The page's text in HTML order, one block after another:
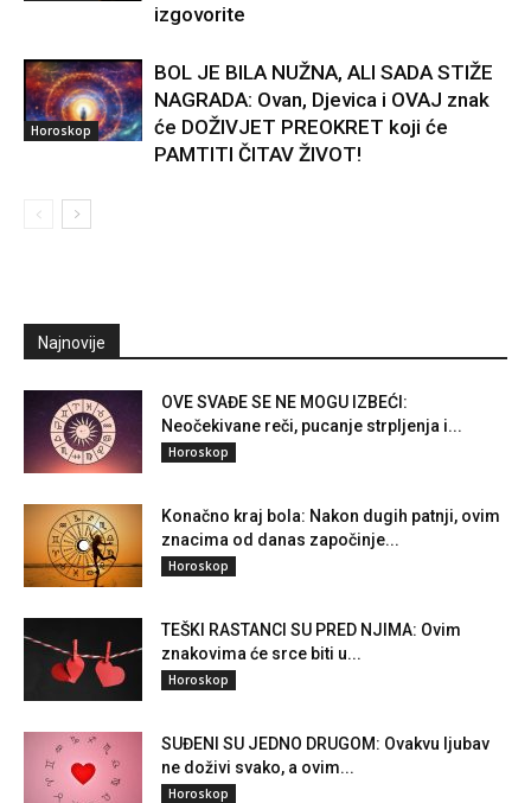
izgovorite
Horoskop
BOL JE BILA NUŽNA, ALI SADA STIŽE
NAGRADA: Ovan, Djevica i OVAJ znak
će DOŽIVJET PREOKRET koji će
PAMTITI ČITAV ŽIVOT!
Najnovije
OVE SVAĐE SE NE MOGU IZBEĆI:
Neočekivane reči, pucanje strpljenja i...
Horoskop
Konačno kraj bola: Nakon dugih patnji, ovim
znacima od danas započinje...
Horoskop
TEŠKI RASTANCI SU PRED NJIMA: Ovim
znakovima će srce biti u...
Horoskop
SUĐENI SU JEDNO DRUGOM: Ovakvu ljubav
ne doživi svako, a ovim...
Horoskop